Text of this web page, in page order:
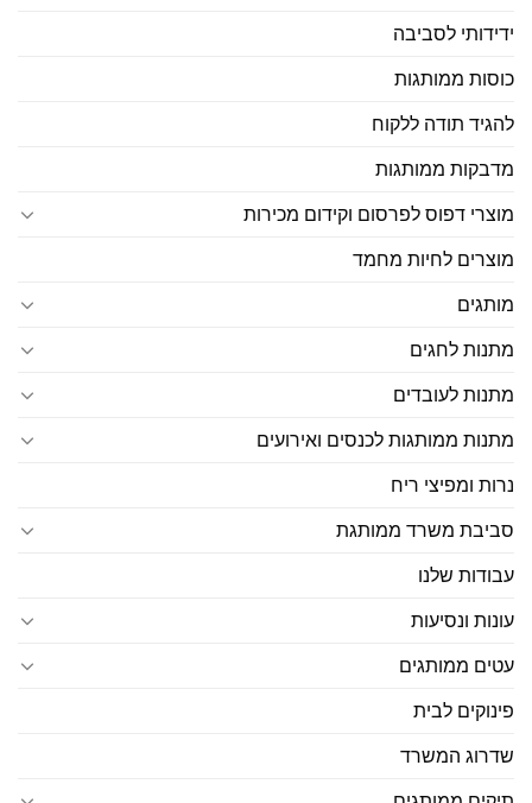
ידידותי לסביבה
כוסות ממותגות
להגיד תודה ללקוח
מדבקות ממותגות
מוצרי דפוס לפרסום וקידום מכירות
מוצרים לחיות מחמד
מותגים
מתנות לחגים
מתנות לעובדים
מתנות ממותגות לכנסים ואירועים
נרות ומפיצי ריח
סביבת משרד ממותגת
עבודות שלנו
עונות ונסיעות
עטים ממותגים
פינוקים לבית
שדרוג המשרד